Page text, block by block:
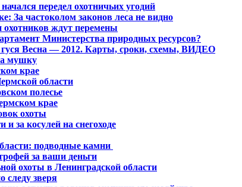
передел охотничьих угодий
За частоколом законов леса не видно
охотников ждут перемены
Министерства природных ресурсов?
гуся Весна — 2012. Карты, сроки, схемы, ВИДЕО
мушку
крае
области
полесье
крае
охоты
и за косулей на снегоходе
подводные камни
за ваши деньги
охоты в Ленинградской области
следу зверя